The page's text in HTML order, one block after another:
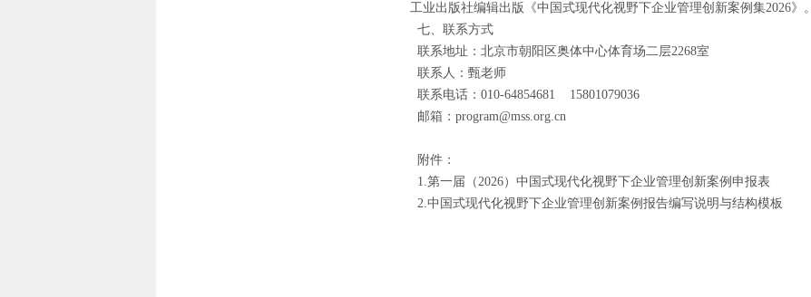
工业出版社编辑出版《中国式现代化视野下企业管理创新案例集2026》。
七、联系方式
联系地址：北京市朝阳区奥体中心体育场二层2268室
联系人：甄老师
联系电话：010-64854681 15801079036
邮箱：program@mss.org.cn
附件：
1.第一届（2026）中国式现代化视野下企业管理创新案例申报表
2.中国式现代化视野下企业管理创新案例报告编写说明与结构模板